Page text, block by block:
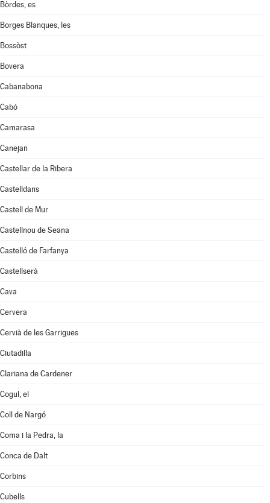
Bòrdes, es
Borges Blanques, les
Bossòst
Bovera
Cabanabona
Cabó
Camarasa
Canejan
Castellar de la Ribera
Castelldans
Castell de Mur
Castellnou de Seana
Castelló de Farfanya
Castellserà
Cava
Cervera
Cervià de les Garrigues
Ciutadilla
Clariana de Cardener
Cogul, el
Coll de Nargó
Coma i la Pedra, la
Conca de Dalt
Corbins
Cubells